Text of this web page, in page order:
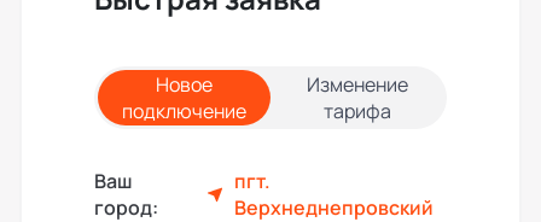
Новое
подключение
Изменение
тарифа
Ваш
город:
пгт.
Верхнеднепровский